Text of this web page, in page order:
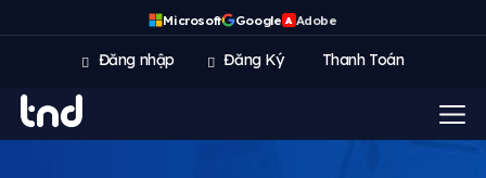
Microsoft Google A Adobe
Đăng nhập Đăng Ký Thanh Toán